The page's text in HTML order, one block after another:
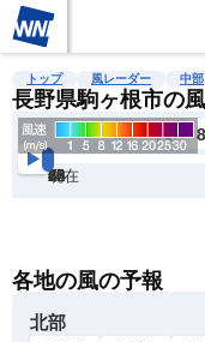
雨雲レーダー 台風情報
トップ 風レーダー 中部
長野県駒ヶ根市の
現在
6h
12
24
36
48
60
72
各地の風の予報
北部